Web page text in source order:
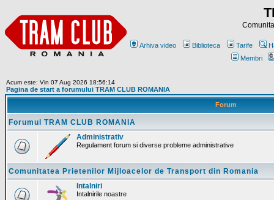
Arhiva video Biblioteca Tarife
Membri
Acum este: Vin 07 Aug 2026 18:56:14
Pagina de start a forumului TRAM CLUB ROMANIA
Forum
Forumul TRAM CLUB ROMANIA
Administrativ
Regulament forum si diverse probleme administrative
Comunitatea Prietenilor Mijloacelor de Transport din Romania
Intalniri
Intalnirile noastre